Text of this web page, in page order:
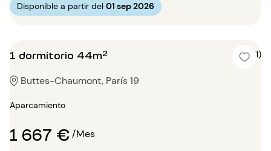
Disponible a partir del 01 sep 2026
1 dormitorio 44m² 5 (1)
Buttes-Chaumont, París 19
Aparcamiento
1 667 €/Mes